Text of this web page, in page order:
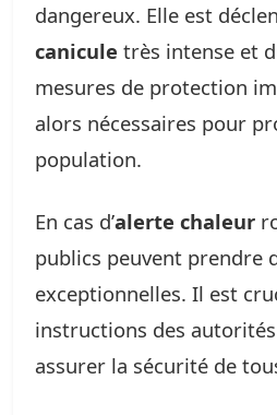
dangereux. Elle est
canicule très intense et
mesures de protection
alors nécessaires pour
population.
En cas d’alerte chaleur
publics peuvent prendre
exceptionnelles. Il est
instructions des
assurer la sécurité de